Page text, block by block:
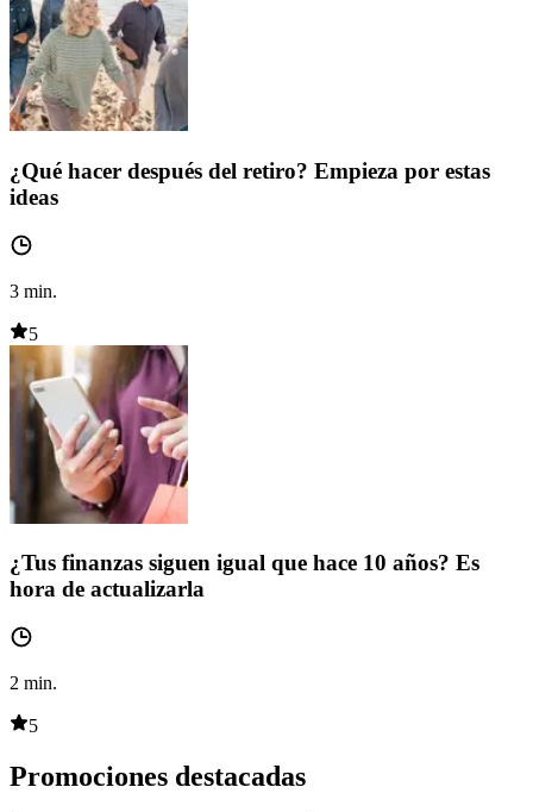
¿Qué hacer después del retiro? Empieza por estas
ideas
3 min.
5
¿Tus finanzas siguen igual que hace 10 años? Es
hora de actualizarla
2 min.
5
Promociones destacadas